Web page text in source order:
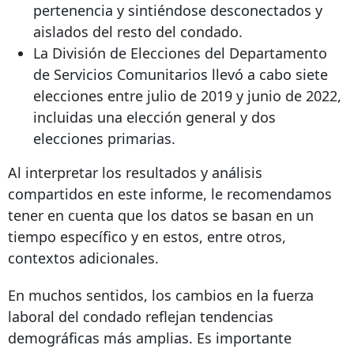
pertenencia y sintiéndose desconectados y
aislados del resto del condado.
La División de Elecciones del Departamento
de Servicios Comunitarios llevó a cabo siete
elecciones entre julio de 2019 y junio de 2022,
incluidas una elección general y dos
elecciones primarias.
Al interpretar los resultados y análisis
compartidos en este informe, le recomendamos
tener en cuenta que los datos se basan en un
tiempo específico y en estos, entre otros,
contextos adicionales.
En muchos sentidos, los cambios en la fuerza
laboral del condado reflejan tendencias
demográficas más amplias. Es importante